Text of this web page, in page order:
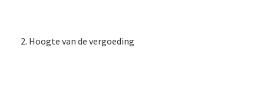
2. Hoogte van de vergoeding